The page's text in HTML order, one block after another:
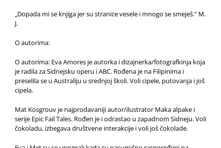
„Dopada mi se knjiga jer su stranice vesele i mnogo se smeješ.” M.
J.
O autorima:
O autorima: Eva Amores je autorka i dizajnerka/fotografkinja koja
je radila za Sidnejsku operu i ABC. Rođena je na Filipinima i
preselila se u Australiju u srednjoj školi. Voli cipele, putovanja i još
cipela.
Mat Kosgrouv je najprodavaniji autor/ilustrator Maka alpake i
serije Epic Fail Tales. Rođen je i odrastao u zapadnom Sidneju. Voli
čokoladu, izbegava društvene interakcije i voli još čokolade.